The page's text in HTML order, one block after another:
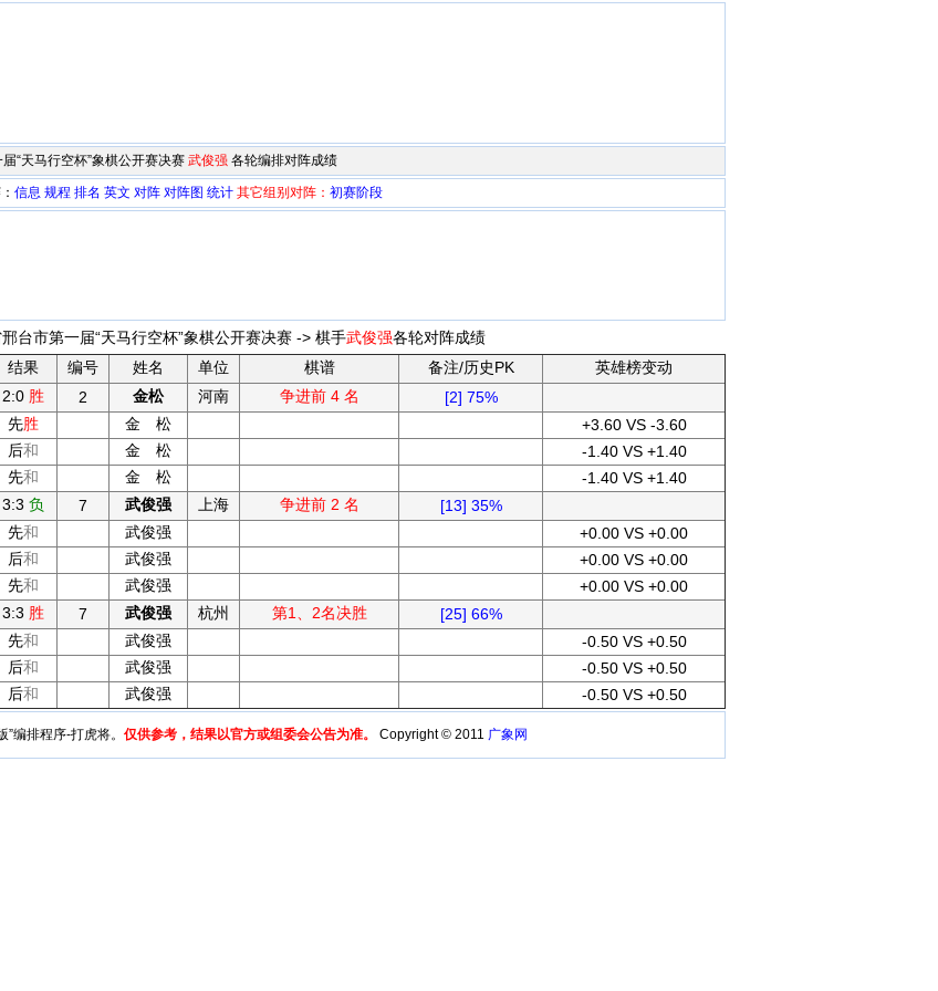
“天马行空杯”象棋公开赛决赛 武俊强 各轮编排对阵成绩
信息 规程 排名 英文 对阵 对阵图 统计 其它组别对阵： 初赛阶段
台市第一届“天马行空杯”象棋公开赛决赛 -> 棋手武俊强各轮对阵成绩
结果 编号 姓名 单位 棋谱 备注/历史PK
英雄榜变动
2:0 胜 2 金松 河南 争进前 4 名
[2] 75%
先胜 金 松
+3.60 VS -3.60
后和 金 松
-1.40 VS +1.40
先和 金 松
-1.40 VS +1.40
3:3 负 7 武俊强 上海 争进前 2 名
[13] 35%
先和 武俊强
+0.00 VS +0.00
后和 武俊强
+0.00 VS +0.00
先和 武俊强
+0.00 VS +0.00
3:3 胜 7 武俊强 杭州 第1、2名决胜
[25] 66%
先和 武俊强
-0.50 VS +0.50
后和 武俊强
-0.50 VS +0.50
后和 武俊强 -0.50 VS +0.50
编排程序-打虎将。 仅供参考，结果以官方或组委会公告为准。 Copyright © 2011 广象网